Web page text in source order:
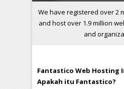
We have registered over 2
and host over 1.9 million
and
Fantastico Web Hosting
Apakah itu Fantastico?